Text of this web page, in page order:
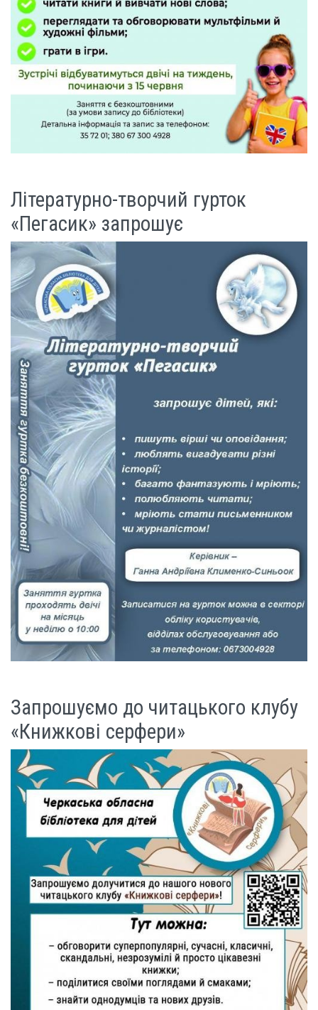
Літературно-творчий гурток
«Пегасик» запрошує
Запрошуємо до читацького клубу
«Книжкові серфери»